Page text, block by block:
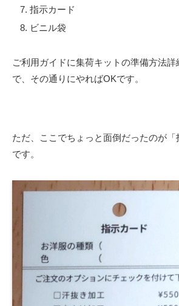
指示カード
ビニル袋
ご利用ガイドに集荷キットの準備方法
で、その通りにやればOKです。
ただ、ここでちょっと面倒だったのが「
です。